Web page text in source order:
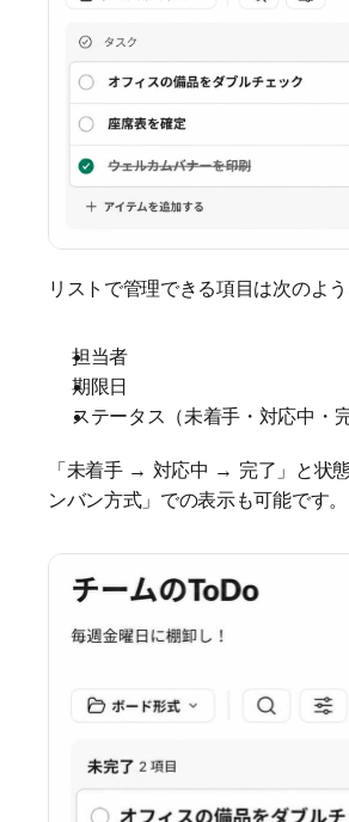
リストで管理できる項目は次のよう
担当者
期限日
ステータス（未着手・対応中・
「未着手 → 対応中 → 完了」と状
ンバン方式」での表示も可能です。